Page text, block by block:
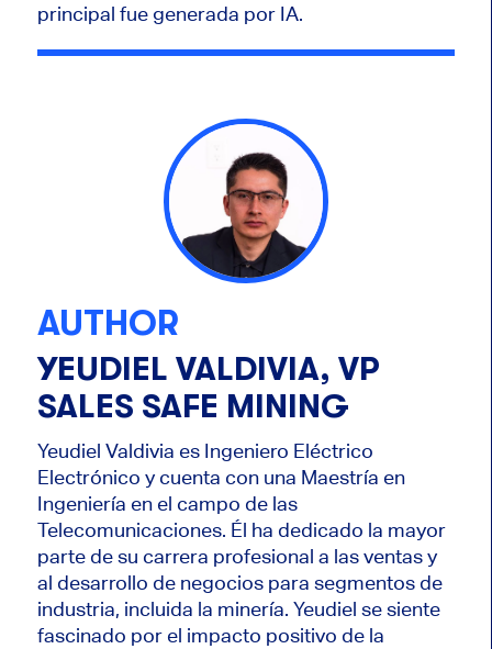
principal fue generada por IA.
AUTHOR
YEUDIEL VALDIVIA, VP
SALES SAFE MINING
Yeudiel Valdivia es Ingeniero Eléctrico
Electrónico y cuenta con una Maestría en
Ingeniería en el campo de las
Telecomunicaciones. Él ha dedicado la mayor
parte de su carrera profesional a las ventas y
al desarrollo de negocios para segmentos de
industria, incluida la minería. Yeudiel se siente
fascinado por el impacto positivo de la